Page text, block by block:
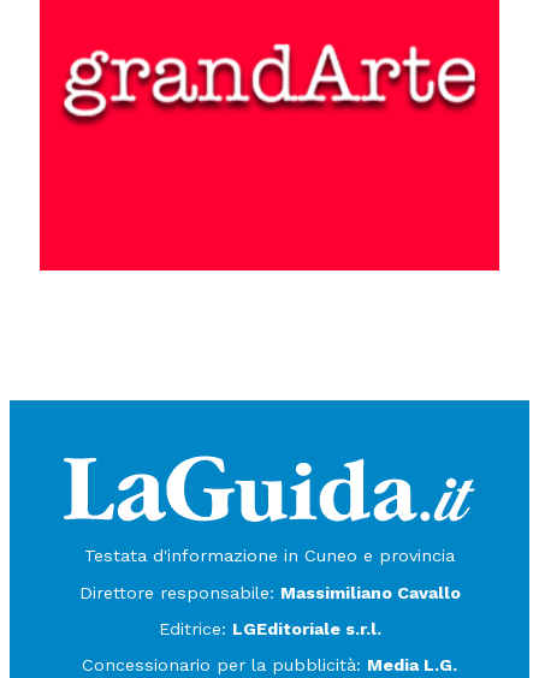
Testata d'informazione in Cuneo e provincia
Direttore responsabile: Massimiliano Cavallo
Editrice: LGEditoriale s.r.l.
Concessionario per la pubblicità: Media L.G.